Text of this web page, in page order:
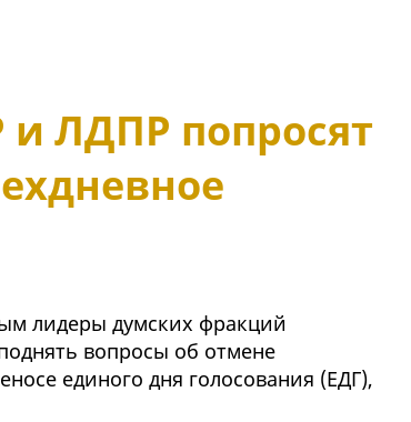
ЛДПР попросят
лидеры думских фракций
вопросы об отмене
единого дня голосования (ЕДГ),